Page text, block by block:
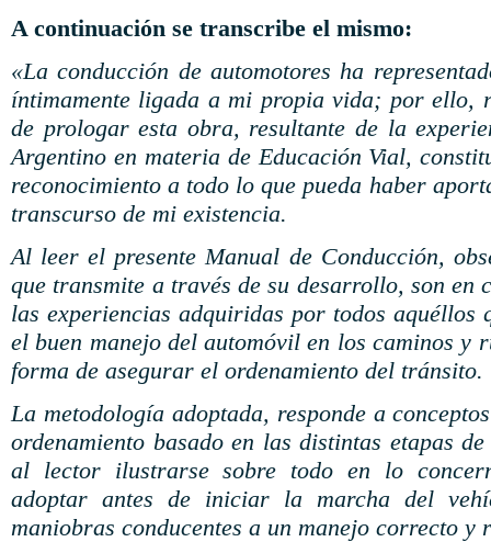
A continuación se transcribe el mismo:
«La conducción de automotores ha
íntimamente ligada a mi propia vida; por ello,
de prologar esta obra, resultante de la
Argentino en materia de Educación Vial,
reconocimiento a todo lo que pueda haber
transcurso de mi existencia.
Al leer el presente Manual de Conducción,
que transmite a través de su desarrollo, son en
las experiencias adquiridas por todos aquéllos
el buen manejo del automóvil en los caminos y
forma de asegurar el ordenamiento del tránsito.
La metodología adoptada, responde a
ordenamiento basado en las distintas etapas
al lector ilustrarse sobre todo en lo
adoptar antes de iniciar la marcha del
maniobras conducentes a un manejo correcto y